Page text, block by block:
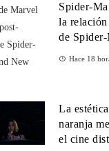
Spider-
la
de Spider-
Hace 18
La
naranja
el cine